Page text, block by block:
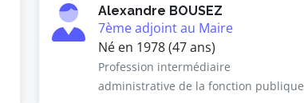
Alexandre BOUSEZ
7ème adjoint au Maire
Né en 1978 (47 ans)
Profession intermédiaire
administrative de la fonction publique